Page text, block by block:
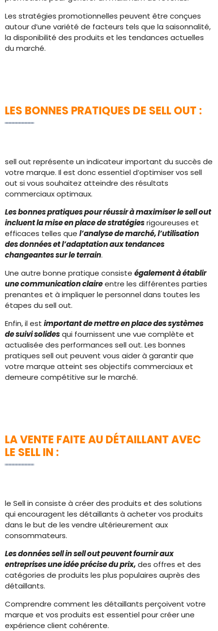
Les stratégies promotionnelles peuvent être conçues
autour d’une variété de facteurs tels que la saisonnalité,
la disponibilité des produits et les tendances actuelles
du marché.
LES BONNES PRATIQUES DE SELL OUT :
sell out représente un indicateur important du succès de
votre marque. Il est donc essentiel d’optimiser vos sell
out si vous souhaitez atteindre des résultats
commerciaux optimaux.
Les bonnes pratiques pour réussir à maximiser le sell out
incluent la mise en place de stratégiesrigoureuses et
efficaces telles que l’analyse de marché, l’utilisation
des données et l’adaptation aux tendances
changeantes sur le terrain.
Une autre bonne pratique consiste également à établir
une communication claireentre les différentes parties
prenantes et à impliquer le personnel dans toutes les
étapes du sell out.
Enfin, il est important de mettre en place des systèmes
de suivi solidesqui fournissent une vue complète et
actualisée des performances sell out. Les bonnes
pratiques sell out peuvent vous aider à garantir que
votre marque atteint ses objectifs commerciaux et
demeure compétitive sur le marché.
LA VENTE FAITE AU DÉTAILLANT AVEC
LE SELL IN :
le Sell in consiste à créer des produits et des solutions
qui encouragent les détaillants à acheter vos produits
dans le but de les vendre ultérieurement aux
consommateurs.
Les données sell in sell out peuvent fournir aux
entreprises une idée précise du prix,des offres et des
catégories de produits les plus populaires auprès des
détaillants.
Comprendre comment les détaillants perçoivent votre
marque et vos produits est essentiel pour créer une
expérience client cohérente.